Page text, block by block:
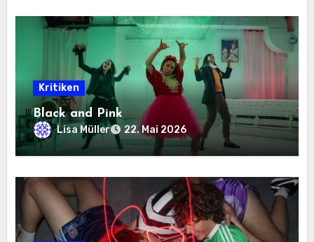
Kritiken
Black and Pink
Lisa Müller 22. Mai 2026